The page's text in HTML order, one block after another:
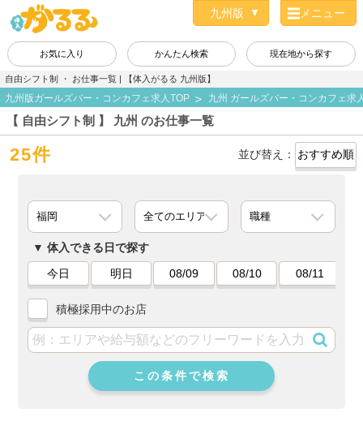
メニュー
お気に入り かんたん検索 現在地から探す
自由シフト制 ・ お仕事一覧 | 【体入がるる 九州版】
九州版ガールズバー・コンカフェ求人TOP 九州 ガールズバー・コンカフェ求
【 自由シフト制 】 九州 のお仕事一覧
25件 並び替え：
体入できる日で探す
今日
明日 08/09 08/10 08/11
積極採用中のお店
この条件で検索